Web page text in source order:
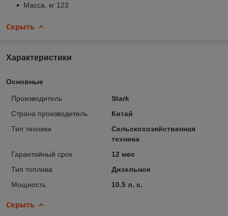
Масса, кг 123
Скрыть
Характеристики
Основные
Производитель
Stark
Страна производитель
Китай
Тип техники
Сельскохозяйственная
техника
Гарантийный срок
12 мес
Тип топлива
Дизельное
Мощность
10.5 л. с.
Скрыть